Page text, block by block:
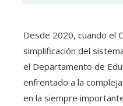
Desde 2020, cuando el
simplificación del
el Departamento de
enfrentado a la
en la siempre